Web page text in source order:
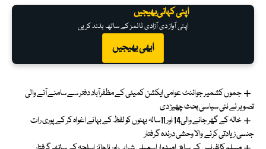
اپنی کہانی بھیجیں
اپنی آواز دی آزادی ٹائمز کے ساتھ بلند کریں
ابھی بھیجیں
جموں کشمیر جوائنٹ عوامی ایکشن کمیٹی کے مظفرآباد دفتر سے سامنے آنے والی
تصویر نے نئی سیاسی بحث چھیڑ دی
خالہ کے گھر جانے والی14 اور 11سالہ بہنوں کو لفظ کے بہانے اغواہ کر کے پوری رات
جنسی زیادتی کرنے والا وحشی درندہ گرفتار